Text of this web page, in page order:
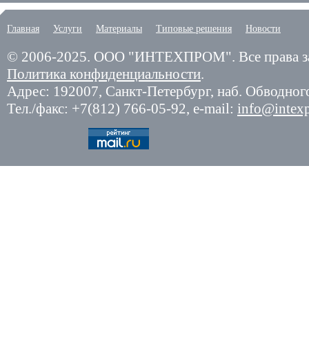
Главная Услуги Материалы Типовые решения Новости
© 2006-2025. ООО "ИНТЕХПРОМ". Все права
Политика конфиденциальности.
Адрес: 192007, Санкт-Петербург, наб.
Тел./факс: +7(812) 766-05-92, e-mail: